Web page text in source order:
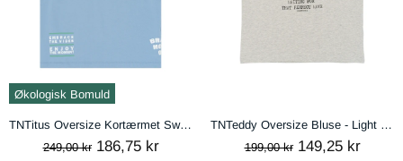
Økologisk Bomuld
TNTitus Oversize Kortærmet Sweat Bluse - Forever Blue
249,00 kr 186,75 kr
TNTeddy Oversize Bluse - Light Grey Melange
199,00 kr 149,25 kr